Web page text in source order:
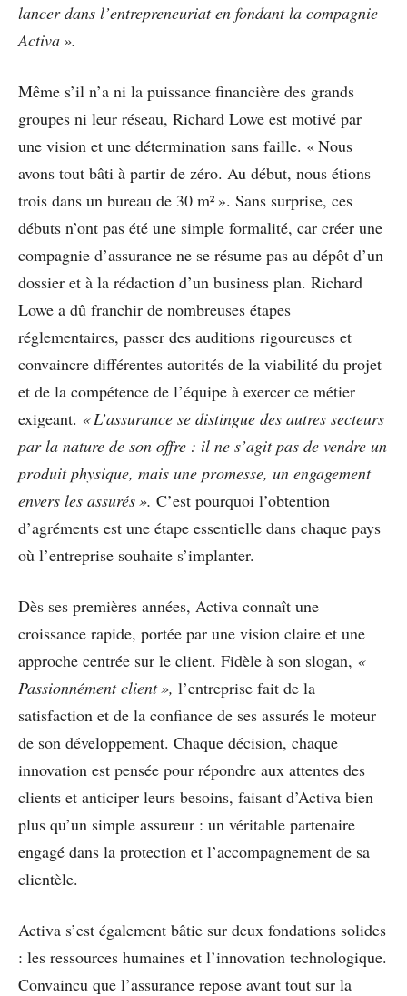
lancer dans l’entrepreneuriat en fondant la compagnie
Activa ».
Même s’il n’a ni la puissance financière des grands
groupes ni leur réseau, Richard Lowe est motivé par
une vision et une détermination sans faille. « Nous
avons tout bâti à partir de zéro. Au début, nous étions
trois dans un bureau de 30 m² ». Sans surprise, ces
débuts n’ont pas été une simple formalité, car créer une
compagnie d’assurance ne se résume pas au dépôt d’un
dossier et à la rédaction d’un business plan. Richard
Lowe a dû franchir de nombreuses étapes
réglementaires, passer des auditions rigoureuses et
convaincre différentes autorités de la viabilité du projet
et de la compétence de l’équipe à exercer ce métier
exigeant. « L’assurance se distingue des autres secteurs
par la nature de son offre : il ne s’agit pas de vendre un
produit physique, mais une promesse, un engagement
envers les assurés ». C’est pourquoi l’obtention
d’agréments est une étape essentielle dans chaque pays
où l’entreprise souhaite s’implanter.
Dès ses premières années, Activa connaît une
croissance rapide, portée par une vision claire et une
approche centrée sur le client. Fidèle à son slogan, «
Passionnément client », l’entreprise fait de la
satisfaction et de la confiance de ses assurés le moteur
de son développement. Chaque décision, chaque
innovation est pensée pour répondre aux attentes des
clients et anticiper leurs besoins, faisant d’Activa bien
plus qu’un simple assureur : un véritable partenaire
engagé dans la protection et l’accompagnement de sa
clientèle.
Activa s’est également bâtie sur deux fondations solides
: les ressources humaines et l’innovation technologique.
Convaincu que l’assurance repose avant tout sur la